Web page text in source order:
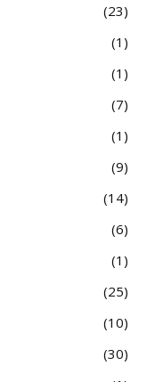
23
1
1
7
1
9
14
6
1
25
10
30